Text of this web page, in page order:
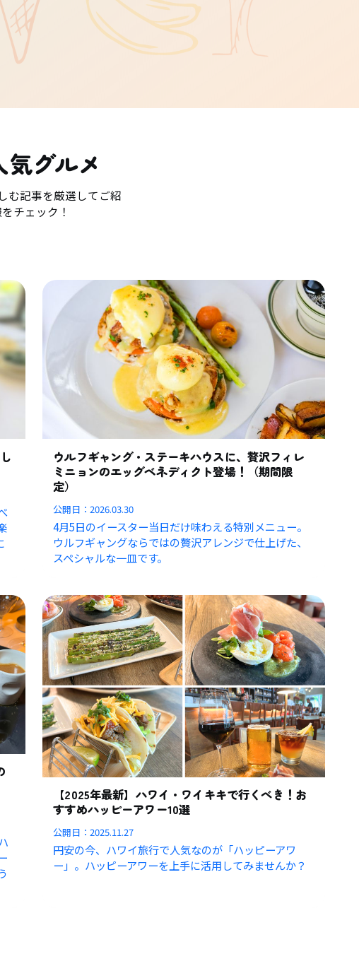
グルメ
む記事を厳選してご紹
チェック！
ウルフギャング・ステーキハウスに、贅沢フィレ
ミニョンのエッグベネディクト登場！（期間限
定）
公開日：2026.03.30
4月5日のイースター当日だけ味わえる特別メニュー。
ウルフギャングならではの贅沢アレンジで仕上げた、
スペシャルな一皿です。
【2025年最新】ハワイ・ワイキキで行くべき！お
すすめハッピーアワー10選
公開日：2025.11.27
円安の今、ハワイ旅行で人気なのが「ハッピーアワ
ー」。ハッピーアワーを上手に活用してみませんか？